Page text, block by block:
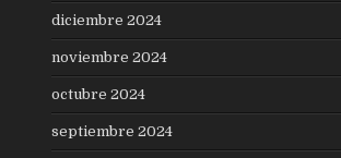
diciembre 2024
noviembre 2024
octubre 2024
septiembre 2024